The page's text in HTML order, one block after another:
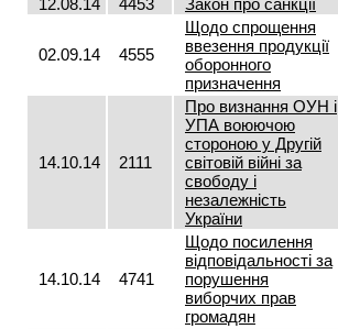
12.08.14 4453 Закон про санкції
02.09.14 4555
Щодо спрощення
ввезення продукції
оборонного
призначення
14.10.14 2111
Про визнання ОУН і
УПА воюючою
стороною у Другій
світовій війні за
свободу і
незалежність
України
14.10.14 4741
Щодо посилення
відповідальності за
порушення
виборчих прав
громадян